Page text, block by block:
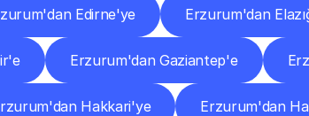
Edirne'ye Erzurum'dan
Erzurum'dan Gaziantep'e
Hakkari'ye Erzurum'dan